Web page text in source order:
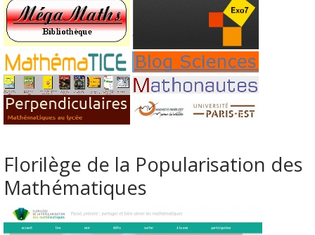
Florilège de la Popularisation des
Mathématiques